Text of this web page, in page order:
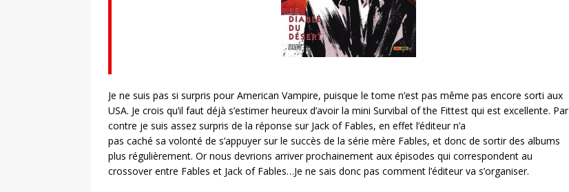
Je ne suis pas si surpris pour American Vampire, puisque le tome n’est pas même pas encore sorti aux
USA. Je crois qu’il faut déjà s’estimer heureux d’avoir la mini Survibal of the Fittest qui est excellente. Par
contre je suis assez surpris de la réponse sur Jack of Fables, en effet l’éditeur n’a
pas caché sa volonté de s’appuyer sur le succès de la série mère Fables, et donc de sortir des albums
plus régulièrement. Or nous devrions arriver prochainement aux épisodes qui correspondent au
crossover entre Fables et Jack of Fables…Je ne sais donc pas comment l’éditeur va s’organiser.